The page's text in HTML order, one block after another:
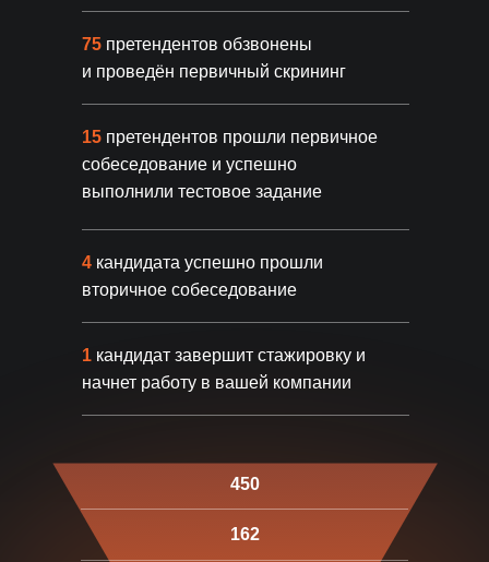
Знаем все нюансы найма таргетолога
и точные критерии оценки
75 претендентов обзвонены
и проведён первичный скрининг
15 претендентов прошли первичное
собеседование и успешно
выполнили тестовое задание
4 кандидата успешно прошли
вторичное собеседование
1 кандидат завершит стажировку и
начнет работу в вашей компании
450
162
Ежедневные отчеты о поиске
Детальное обоснование
выбора кандидатов
Доступ к базе
рассмотренных резюме
надежности
постоянными
78% клиентов приходят
по рекомендации
гарантия